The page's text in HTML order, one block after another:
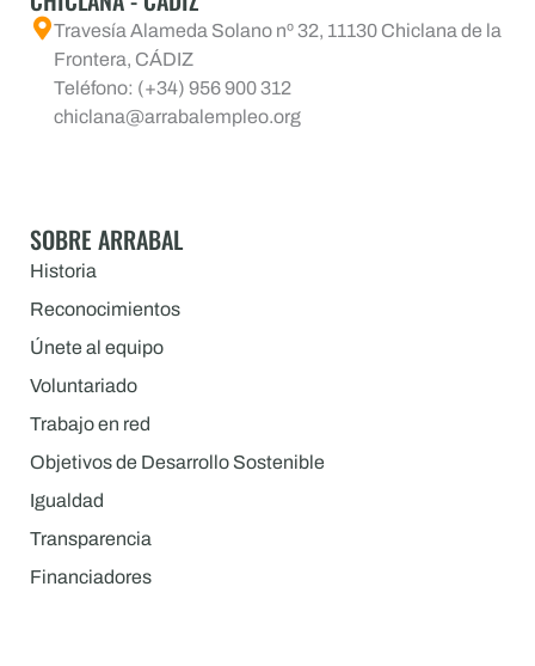
Travesía Alameda Solano nº 32, 11130 Chiclana de la
Frontera, CÁDIZ
Teléfono: (+34) 956 900 312
chiclana@arrabalempleo.org
SOBRE ARRABAL
Historia
Reconocimientos
Únete al equipo
Voluntariado
Trabajo en red
Objetivos de Desarrollo Sostenible
Igualdad
Transparencia
Financiadores